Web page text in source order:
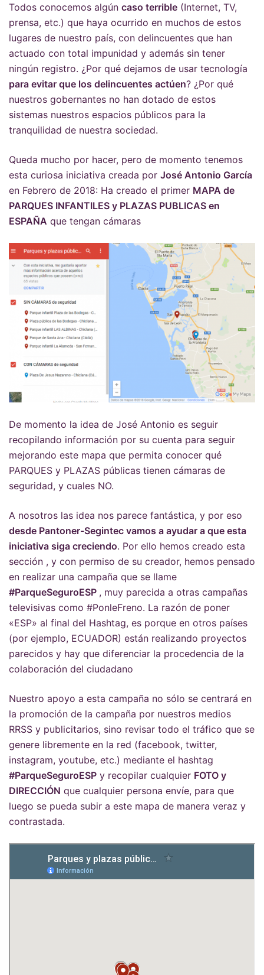
Todos conocemos algún caso terrible (Internet, TV,
prensa, etc.) que haya ocurrido en muchos de estos
lugares de nuestro país, con delincuentes que han
actuado con total impunidad y además sin tener
ningún registro. ¿Por qué dejamos de usar tecnología
para evitar que los delincuentes actúen? ¿Por qué
nuestros gobernantes no han dotado de estos
sistemas nuestros espacios públicos para la
tranquilidad de nuestra sociedad.
Queda mucho por hacer, pero de momento tenemos
esta curiosa iniciativa creada por José Antonio García
en Febrero de 2018: Ha creado el primer MAPA de
PARQUES INFANTILES y PLAZAS PUBLICAS en
ESPAÑA que tengan cámaras
De momento la idea de José Antonio es seguir
recopilando información por su cuenta para seguir
mejorando este mapa que permita conocer qué
PARQUES y PLAZAS públicas tienen cámaras de
seguridad, y cuales NO.
A nosotros las idea nos parece fantástica, y por eso
desde Pantoner-Segintec vamos a ayudar a que esta
iniciativa siga creciendo. Por ello hemos creado esta
sección , y con permiso de su creador, hemos pensado
en realizar una campaña que se llame
#ParqueSeguroESP , muy parecida a otras campañas
televisivas como #PonleFreno. La razón de poner
«ESP» al final del Hashtag, es porque en otros países
(por ejemplo, ECUADOR) están realizando proyectos
parecidos y hay que diferenciar la procedencia de la
colaboración del ciudadano
Nuestro apoyo a esta campaña no sólo se centrará en
la promoción de la campaña por nuestros medios
RRSS y publicitarios, sino revisar todo el tráfico que se
genere libremente en la red (facebook, twitter,
instagram, youtube, etc.) mediante el hashtag
#ParqueSeguroESP y recopilar cualquier FOTO y
DIRECCIÓN que cualquier persona envíe, para que
luego se pueda subir a este mapa de manera veraz y
contrastada.